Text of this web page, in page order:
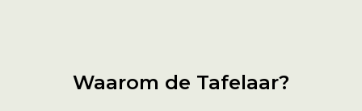
Waarom de Tafelaar?